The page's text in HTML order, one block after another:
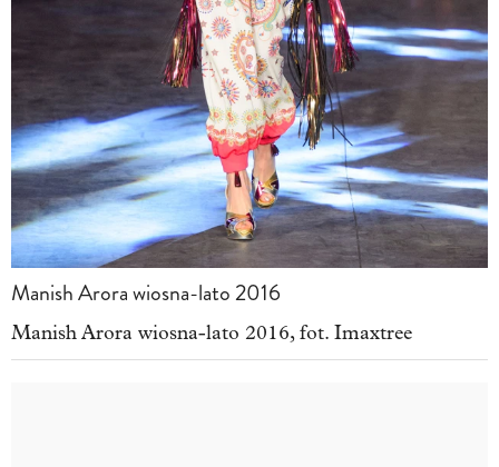
Manish Arora wiosna-lato 2016
Manish Arora wiosna-lato 2016, fot. Imaxtree